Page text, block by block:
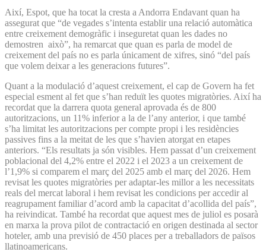
Així, Espot, que ha tocat la cresta a Andorra Endavant quan ha
assegurat que “de vegades s’intenta establir una relació automàtica
entre creixement demogràfic i inseguretat quan les dades no
demostren això”, ha remarcat que quan es parla de model de
creixement del país no es parla únicament de xifres, sinó “del país
que volem deixar a les generacions futures”.
Quant a la modulació d’aquest creixement, el cap de Govern ha fet
especial esment al fet que s’han reduït les quotes migratòries. Així ha
recordat que la darrera quota general aprovada és de 800
autoritzacions, un 11% inferior a la de l’any anterior, i que també
s’ha limitat les autoritzacions per compte propi i les residències
passives fins a la meitat de les que s’havien atorgat en etapes
anteriors. “Els resultats ja són visibles. Hem passat d’un creixement
poblacional del 4,2% entre el 2022 i el 2023 a un creixement de
l’1,9% si comparem el març del 2025 amb el març del 2026. Hem
revisat les quotes migratòries per adaptar-les millor a les necessitats
reals del mercat laboral i hem revisat les condicions per accedir al
reagrupament familiar d’acord amb la capacitat d’acollida del país”,
ha reivindicat. També ha recordat que aquest mes de juliol es posarà
en marxa la prova pilot de contractació en origen destinada al sector
hoteler, amb una previsió de 450 places per a treballadors de països
llatinoamericans.